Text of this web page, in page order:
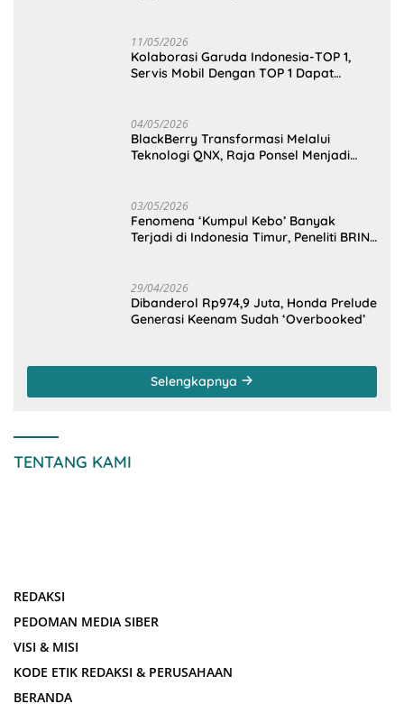
11/05/2026
Kolaborasi Garuda Indonesia-TOP 1,
Servis Mobil Dengan TOP 1 Dapat
04/05/2026
BlackBerry Transformasi Melalui
Teknologi QNX, Raja Ponsel Menjadi
03/05/2026
Fenomena ‘Kumpul Kebo’ Banyak
Terjadi di Indonesia Timur, Peneliti BRIN
29/04/2026
Dibanderol Rp974,9 Juta, Honda Prelude
Generasi Keenam Sudah ‘Overbooked’
Selengkapnya
TENTANG KAMI
REDAKSI
PEDOMAN MEDIA SIBER
VISI & MISI
KODE ETIK REDAKSI & PERUSAHAAN
BERANDA